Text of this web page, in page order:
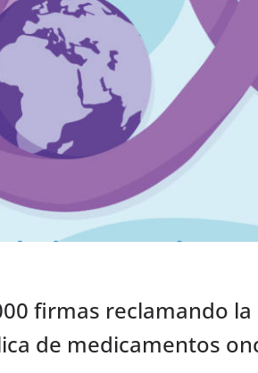
firmas reclamando
de medicamentos